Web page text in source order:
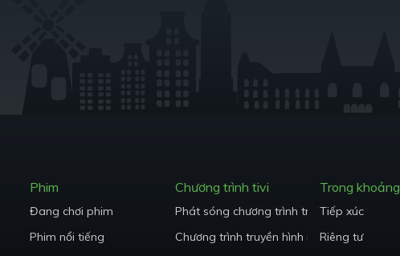
Phim
Đang chơi phim
Phim nổi tiếng
Chương trình tivi
Phát sóng chương trình truyền hình
Chương trình truyền hình nổi tiếng
Trong khoảng
Tiếp xúc
Riêng tư